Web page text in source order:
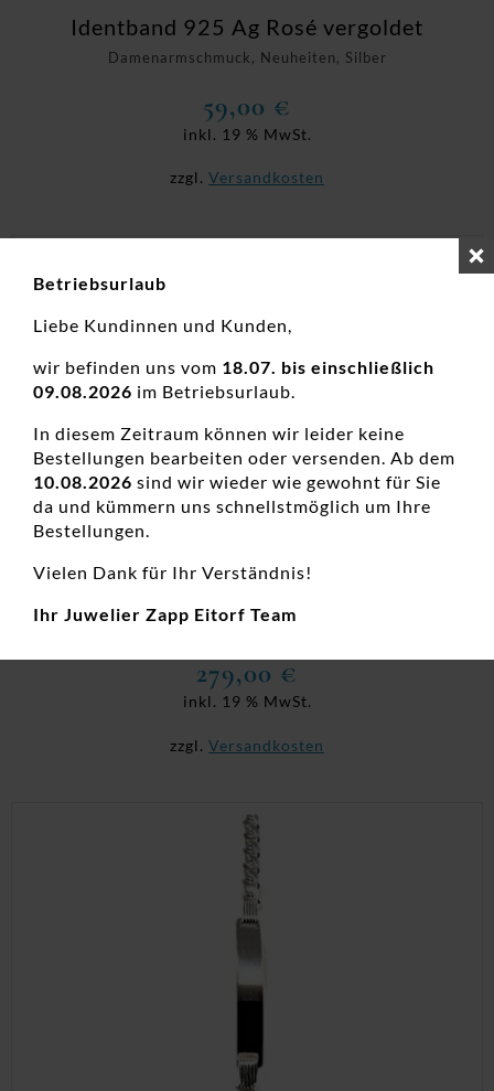
Damenarmschmuck, Neuheiten, Silber
Identband 925 Ag Rosé vergoldet
59,00 €
inkl. 19 % MwSt.
zzgl. Versandkosten
Damenarmbänder, Damenarmschmuck, Gold, Neuheiten
279,00 €
inkl. 19 % MwSt.
zzgl. Versandkosten
Betriebsurlaub
Liebe Kundinnen und Kunden,
wir befinden uns vom 18.07. bis einschließlich
09.08.2026 im Betriebsurlaub.
In diesem Zeitraum können wir leider keine
Bestellungen bearbeiten oder versenden. Ab dem
10.08.2026 sind wir wieder wie gewohnt für Sie
da und kümmern uns schnellstmöglich um Ihre
Bestellungen.
Vielen Dank für Ihr Verständnis!
Ihr Juwelier Zapp Eitorf Team